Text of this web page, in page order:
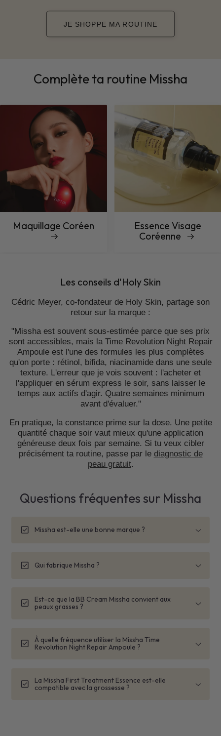
JE SHOPPE MA ROUTINE
Complète ta routine Missha
Maquillage Coréen
Essence Visage
Coréenne
Les conseils d'Holy Skin
Cédric Meyer, co-fondateur de Holy Skin, partage son
retour sur la marque :
"Missha est souvent sous-estimée parce que ses prix
sont accessibles, mais la Time Revolution Night Repair
Ampoule est l'une des formules les plus complètes
qu'on porte : rétinol, bifida, niacinamide dans une seule
texture. L'erreur que je vois souvent : l'acheter et
l'appliquer en sérum express le soir, sans laisser le
temps aux actifs d'agir. Quatre semaines minimum
avant d'évaluer."
En pratique, la constance prime sur la dose. Une petite
quantité chaque soir vaut mieux qu'une application
généreuse deux fois par semaine. Si tu veux cibler
précisément ta routine, passe par le diagnostic de
peau gratuit.
Questions fréquentes sur Missha
check_box Missha est-elle une bonne marque ?
check_box Qui fabrique Missha ?
check_box
Est-ce que la BB Cream Missha convient aux
peaux grasses ?
check_box
À quelle fréquence utiliser la Missha Time
Revolution Night Repair Ampoule ?
check_box
La Missha First Treatment Essence est-elle
compatible avec la grossesse ?